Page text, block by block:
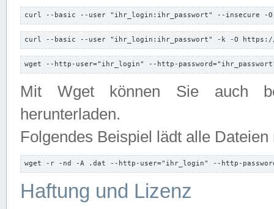
curl --basic --user "ihr_login:ihr_passwort" --insecure -
curl --basic --user "ihr_login:ihr_passwort" -k -O
wget --http-user="ihr_login" --http-
Mit Wget können Sie auch
herunterladen.
Folgendes Beispiel lädt alle
wget -r -nd -A .dat --http-user="ihr_login" --http-
Haftung und Lizenz